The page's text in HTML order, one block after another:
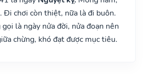
Đi chơi còn thiệt, nữa là đi buôn.
là ngày nửa đời, nửa đoạn nên
chừng, khó đạt được mục tiêu.